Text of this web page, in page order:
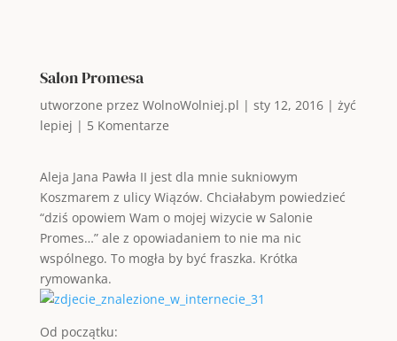
Salon Promesa
utworzone przez WolnoWolniej.pl | sty 12, 2016| żyć
lepiej | 5 Komentarze
Aleja Jana Pawła II jest dla mnie sukniowym
Koszmarem z ulicy Wiązów. Chciałabym powiedzieć
“dziś opowiem Wam o mojej wizycie w Salonie
Promes…” ale z opowiadaniem to nie ma nic
wspólnego. To mogła by być fraszka. Krótka
rymowanka.
Od początku: